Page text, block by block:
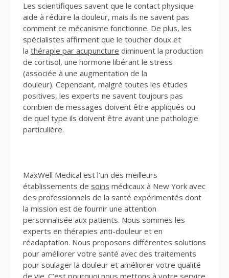
Les scientifiques savent que le contact physique
aide à réduire la douleur, mais ils ne savent pas
comment ce mécanisme fonctionne. De plus, les
spécialistes affirment que le toucher doux et
la thérapie par acupuncture diminuent la production
de cortisol, une hormone libérant le stress
(associée à une augmentation de la
douleur). Cependant, malgré toutes les études
positives, les experts ne savent toujours pas
combien de messages doivent être appliqués ou
de quel type ils doivent être avant une pathologie
particulière.
MaxWell Medical est l’un des meilleurs
établissements de soins médicaux à New York avec
des professionnels de la santé expérimentés dont
la mission est de fournir une attention
personnalisée aux patients. Nous sommes les
experts en thérapies anti-douleur et en
réadaptation. Nous proposons différentes solutions
pour améliorer votre santé avec des traitements
pour soulager la douleur et améliorer votre qualité